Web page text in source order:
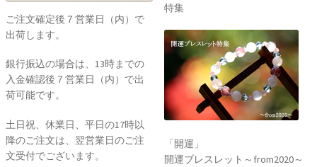
ご注文確定後７営業日（内）で
出荷します。
銀行振込の場合は、13時までの
入金確認後７営業日（内）で出
荷可能です。
土日祝、休業日、平日の17時以
降のご注文は、翌営業日のご注
文受付でございます。
特集
「開運」
開運ブレスレット～from2020～